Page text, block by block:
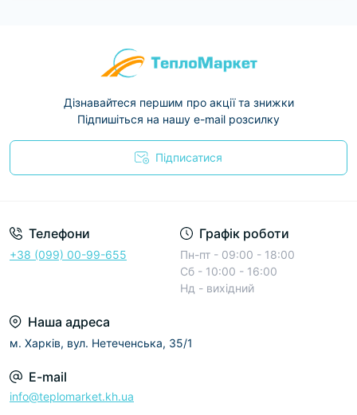
Дізнавайтеся першим про акції та знижки
Підпишіться на нашу e-mail розсилку
Підписатися
Телефони
+38 (099) 00-99-655
Графік роботи
Пн-пт - 09:00 - 18:00
Сб - 10:00 - 16:00
Нд - вихідний
Наша адреса
м. Харків, вул. Нетеченська, 35/1
E-mail
info@teplomarket.kh.ua